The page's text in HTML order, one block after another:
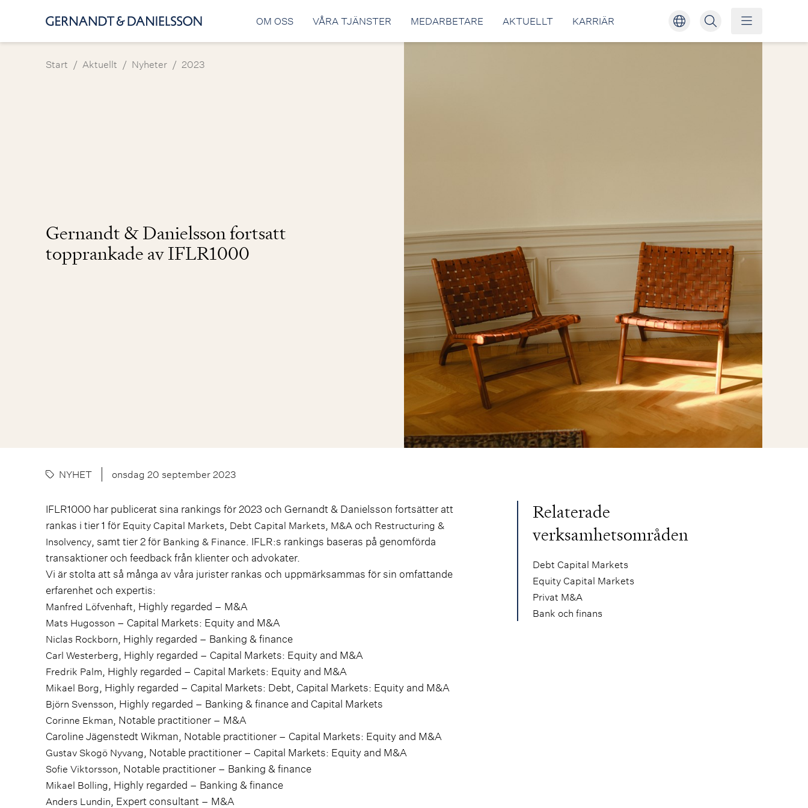
OM OSS VÅRA TJÄNSTER MEDARBETARE AKTUELLT KARRIÄR
Start / Aktuellt / Nyheter / 2023
Gernandt & Danielsson fortsatt
topprankade av IFLR1000
NYHET onsdag 20 september 2023
IFLR1000 har publicerat sina rankings för 2023 och Gernandt & Danielsson fortsätter att
rankas i tier 1 för Equity Capital Markets, Debt Capital Markets, M&A och Restructuring &
Insolvency, samt tier 2 för Banking & Finance. IFLR:s rankings baseras på genomförda
transaktioner och feedback från klienter och advokater.
Vi är stolta att så många av våra jurister rankas och uppmärksammas för sin omfattande
erfarenhet och expertis:
Manfred Löfvenhaft, Highly regarded – M&A
Mats Hugosson – Capital Markets: Equity and M&A
Niclas Rockborn, Highly regarded – Banking & finance
Carl Westerberg, Highly regarded – Capital Markets: Equity and M&A
Fredrik Palm, Highly regarded – Capital Markets: Equity and M&A
Mikael Borg, Highly regarded – Capital Markets: Debt, Capital Markets: Equity and M&A
Björn Svensson, Highly regarded – Banking & finance and Capital Markets
Corinne Ekman, Notable practitioner – M&A
Caroline Jägenstedt Wikman, Notable practitioner – Capital Markets: Equity and M&A
Gustav Skogö Nyvang, Notable practitioner – Capital Markets: Equity and M&A
Sofie Viktorsson, Notable practitioner – Banking & finance
Mikael Bolling, Highly regarded – Banking & finance
Anders Lundin, Expert consultant – M&A
Relaterade
verksamhetsområden
Debt Capital Markets
Equity Capital Markets
Privat M&A
Bank och finans